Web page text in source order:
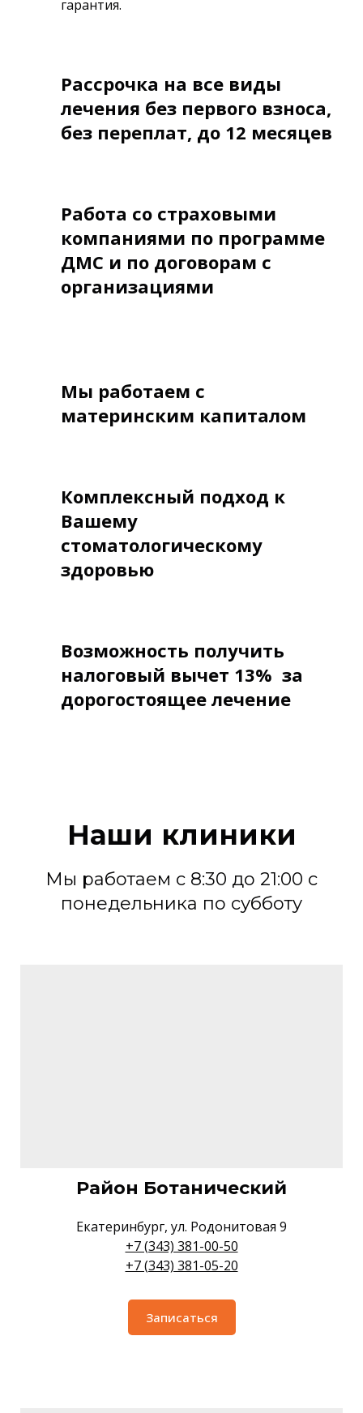
гарантия.
Рассрочка на все виды
лечения без первого взноса,
без переплат, до 12 месяцев
Работа со страховыми
компаниями по программе
ДМС и по договорам с
организациями
Мы работаем с
материнским капиталом
Комплексный подход к
Вашему
стоматологическому
здоровью
Возможность получить
налоговый вычет 13% за
дорогостоящее лечение
Наши клиники
Мы работаем с 8:30 до 21:00 с
понедельника по субботу
Район Ботанический
Екатеринбург, ул. Родонитовая 9
+7 (343) 381-00-50
+7 (343) 381-05-20
Записаться